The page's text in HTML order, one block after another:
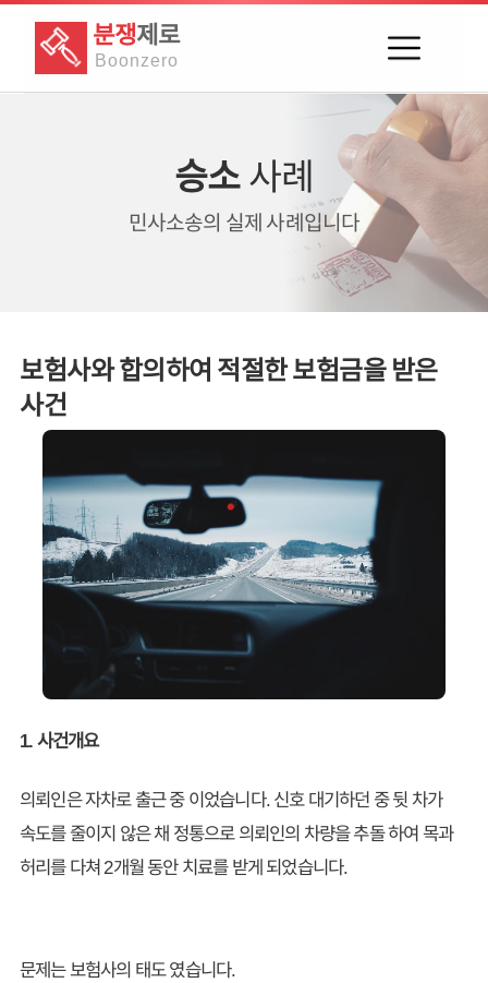
분쟁제로
Boonzero
승소사례
민사소송의 실제 사례입니다
보험사와 합의하여 적절한 보험금을 받은
사건
1. 사건개요
의뢰인은 자차로 출근 중 이었습니다. 신호 대기하던 중 뒷 차가
속도를 줄이지 않은 채 정통으로 의뢰인의 차량을 추돌 하여 목과
허리를 다쳐 2개월 동안 치료를 받게 되었습니다.
문제는 보험사의 태도 였습니다.